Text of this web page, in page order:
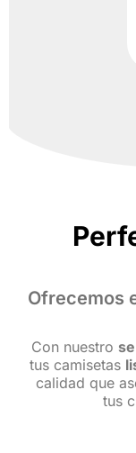
Ofrecemos
Con nuestro
tus camisetas
calidad que
tus